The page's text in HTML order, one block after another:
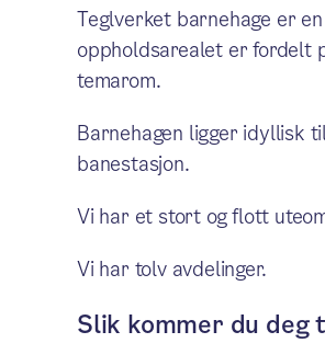
Teglverket barnehage er
oppholdsarealet er fordelt
temarom.
Barnehagen ligger idyllisk
banestasjon.
Vi har et stort og flott
Vi har tolv avdelinger.
Slik kommer du deg